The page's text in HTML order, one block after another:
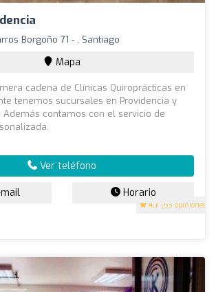
4.7 (53 opiniones)
Borgoño 71 - , Santiago
Mapa
cadena de Clínicas Quiroprácticas en
tenemos sucursales en Providencia y
Además contamos con el servicio de
Ver teléfono
Horario